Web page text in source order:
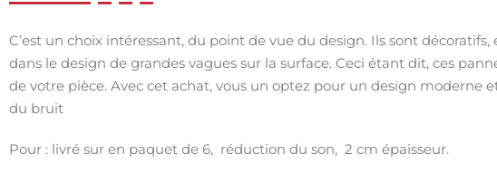
C’est un choix intéressant, du point de vue du design. Ils sont
dans le design de grandes vagues sur la surface. Ceci étant dit, ces
de votre pièce. Avec cet achat, vous un optez pour un design
du bruit
Pour : livré sur en paquet de 6, réduction du son, 2 cm épaisseur.